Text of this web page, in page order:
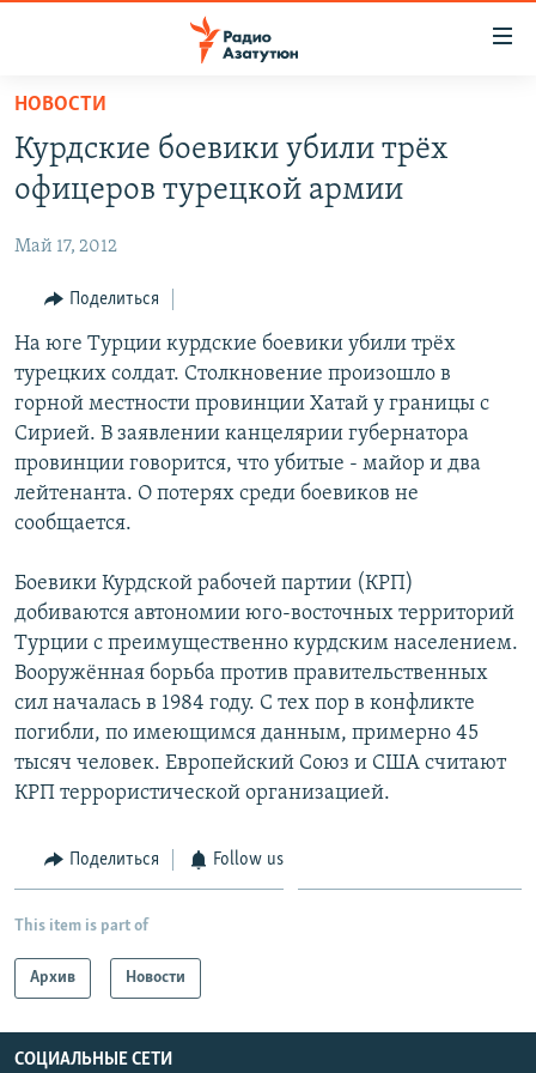
Перейти
основному
содержанию
Перейти
навигации
Перейти
поиску
НОВОСТИ
ПОЛИТИКА
ОБЩЕСТВО
ЭКОНОМИКА
РЕГИОН
НАГОРНЫЙ КАРАБАХ
КУЛЬТУРА
СПОРТ
АРХИВ
Հայերեն
English
Русский
Все сайты Радио Азатутюн
НОВОСТИ
Курдские боевики убили трёх
офицеров турецкой армии
Май 17, 2012
Поделиться
На юге Турции курдские боевики убили трёх
турецких солдат. Столкновение произошло в
горной местности провинции Хатай у границы с
Сирией. В заявлении канцелярии губернатора
провинции говорится, что убитые - майор и два
лейтенанта. О потерях среди боевиков не
сообщается.
Боевики Курдской рабочей партии (КРП)
добиваются автономии юго-восточных территорий
Турции с преимущественно курдским населением.
Вооружённая борьба против правительственных
сил началась в 1984 году. С тех пор в конфликте
погибли, по имеющимся данным, примерно 45
тысяч человек. Европейский Союз и США считают
КРП террористической организацией.
Поделиться Follow us
This item is part of
Архив Новости
СОЦИАЛЬНЫЕ СЕТИ